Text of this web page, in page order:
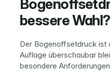
bessere Wahl?
Der Bogenoffsetdruck ist
Auflage überschaubar
besondere